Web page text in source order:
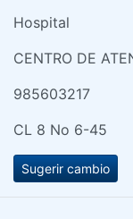
Hospital
CENTRO DE
985603217
CL 8 No 6-45
Sugerir cambio